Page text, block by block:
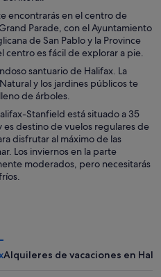
encontrarás en el centro de
Parade, con el Ayuntamiento
de San Pablo y la Province
centro es fácil de explorar a pie.
santuario de Halifax. La
y los jardines públicos te
de árboles.
Stanfield está situado a 35
destino de vuelos regulares de
disfrutar al máximo de las
Los inviernos en la parte
moderados, pero necesitarás
Alquileres de vacaciones en